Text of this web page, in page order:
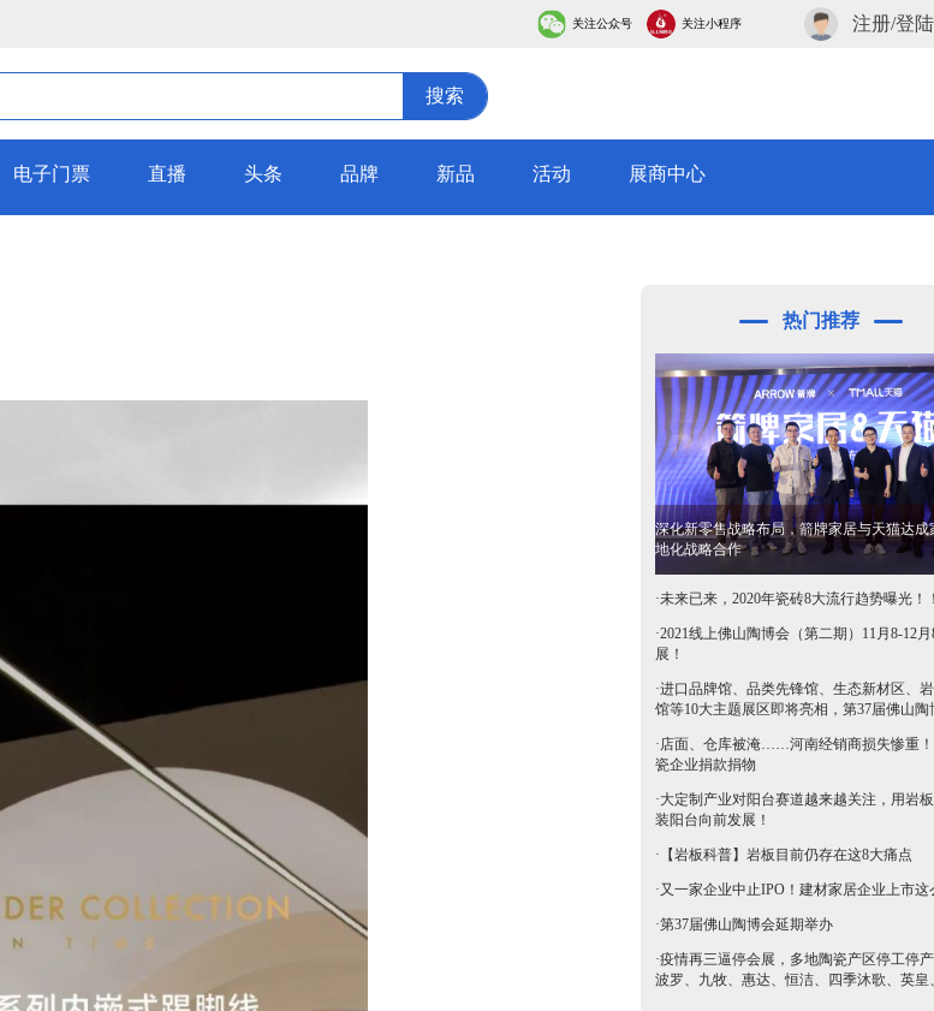
关注公众号 关注小程序 注册/登陆
搜索
电子门票 直播 头条 品牌 新品 活动 展商中心
热门推荐
深化新零售战略布局，箭牌家居与天猫达成
地化战略合作
·未来已来，2020年瓷砖8大流行趋势曝光！
·2021线上佛山陶博会（第二期）11月8-12
展！
·进口品牌馆、品类先锋馆、生态新材区、
馆等10大主题展区即将亮相，第37届佛山陶
·店面、仓库被淹……河南经销商损失惨重
瓷企业捐款捐物
·大定制产业对阳台赛道越来越关注，用岩
装阳台向前发展！
· 【岩板科普】岩板目前仍存在这8大痛点
·又一家企业中止IPO！建材家居企业上市这
·第37届佛山陶博会延期举办
·疫情再三逼停会展，多地陶瓷产区停工停
波罗、九牧、惠达、恒洁、四季沐歌、英皇